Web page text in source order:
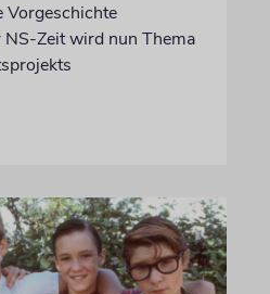
Vorgeschichte
NS-Zeit wird nun Thema